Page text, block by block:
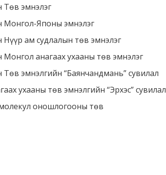
эмнэлэг
Монгол-Японы эмнэлэг
ам судлалын төв эмнэлэг
анагаах ухааны төв эмнэлэг
эмнэлгийн “Баянчандмань” сувилал
ухааны төв эмнэлгийн “Эрхэс” сувилал
оношлогооны төв